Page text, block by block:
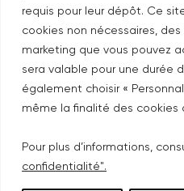
requis pour leur dépôt. Ce
cookies non nécessaires,
marketing que vous pouvez
sera valable pour une durée
également choisir «
même la finalité des cookies
Pour plus d’informations,
confidentialité".
ABONNEZ-VOUS À NOTRE
@COPYRIGHT COVIVIO
POLITIQUE RGPD